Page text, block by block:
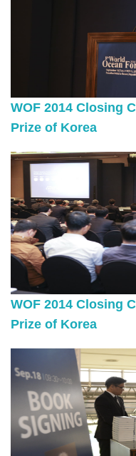
WOF 2014 Closing
Prize of Korea
WOF 2014 Closing
Prize of Korea